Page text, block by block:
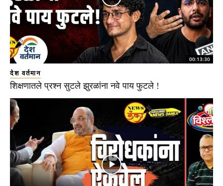
00:13:30
देश वर्तमान
शिक्षणातले प्रश्न सुटले झुरळांना नवे पाय फुटले !